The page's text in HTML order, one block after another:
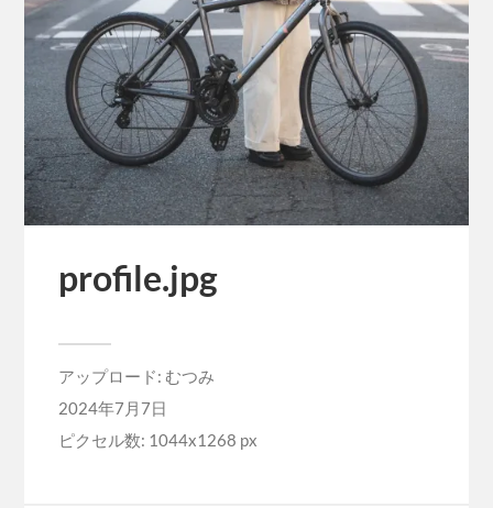
profile.jpg
アップロード: むつみ
2024年7月7日
ピクセル数: 1044x1268 px